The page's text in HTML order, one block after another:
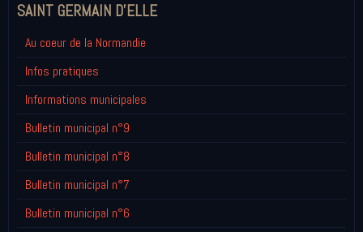
SAINT GERMAIN D'ELLE
Au coeur de la Normandie
Infos pratiques
Informations municipales
Bulletin municipal n°9
Bulletin municipal n°8
Bulletin municipal n°7
Bulletin municipal n°6